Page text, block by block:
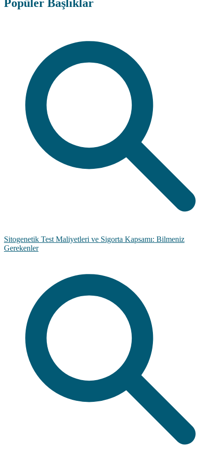
Popüler Başlıklar
Sitogenetik Test Maliyetleri ve Sigorta Kapsamı: Bilmeniz
Gerekenler